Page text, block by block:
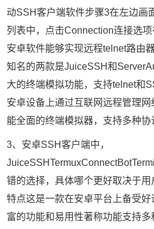
动SSH客户端软件步骤3在左边画
列表中，点击Connection连接选
安卓软件能够实现远程telnet路由
知名的两款是JuiceSSH和
大的终端模拟功能，支持telnet和
安卓设备上通过互联网远程管理
能全面的终端模拟器，支持多种协
3、安卓SSH客户端中，
错的选择，具体哪个更好取决于
特点这是一款在安卓平台上备受
富的功能和易用性著称功能支持